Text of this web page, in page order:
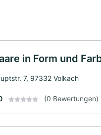
in Form und
7, 97332 Volkach
(0 Bewertungen)